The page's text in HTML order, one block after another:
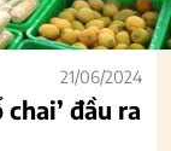
21/06/2024
đầu ra